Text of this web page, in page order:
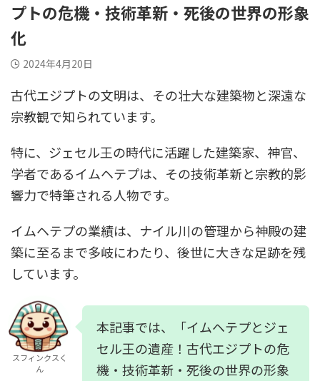
プトの危機・技術革新・死後の世界の形象
化
2024年4月20日
古代エジプトの文明は、その壮大な建築物と深遠な
宗教観で知られています。
特に、ジェセル王の時代に活躍した建築家、神官、
学者であるイムヘテプは、その技術革新と宗教的影
響力で特筆される人物です。
イムヘテプの業績は、ナイル川の管理から神殿の建
築に至るまで多岐にわたり、後世に大きな足跡を残
しています。
スフィンクスく
ん
本記事では、「イムヘテプとジェ
セル王の遺産！古代エジプトの危
機・技術革新・死後の世界の形象